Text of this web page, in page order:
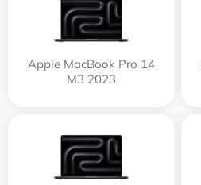
Apple MacBook Pro 14
M3 2023